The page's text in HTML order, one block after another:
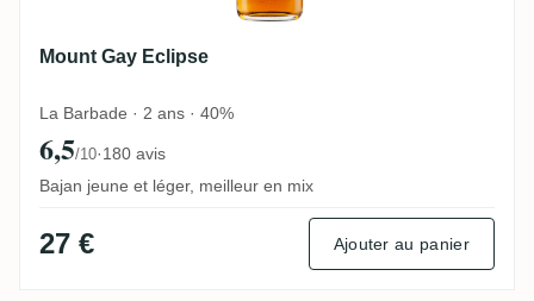
Mount Gay Eclipse
La Barbade · 2 ans · 40%
6,5/10·180 avis
Bajan jeune et léger, meilleur en mix
27 € Ajouter au panier